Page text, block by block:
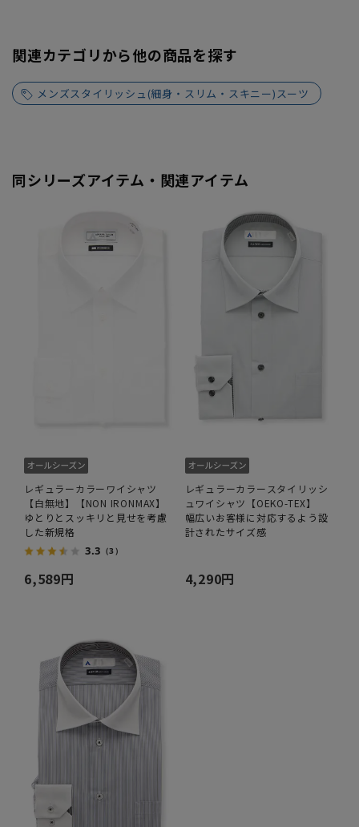
関連カテゴリから他の商品を探す
メンズスタイリッシュ(細身・スリム・スキニー)スーツ
同シリーズアイテム・関連アイテム
レギュラーカラーワイシャツ
【白無地】【NON IRONMAX】
ゆとりとスッキリと見せを考慮
した新規格
3.3 （3）
6,589円
レギュラーカラースタイリッシ
ュワイシャツ【OEKO-TEX】
幅広いお客様に対応するよう設
計されたサイズ感
4,290円